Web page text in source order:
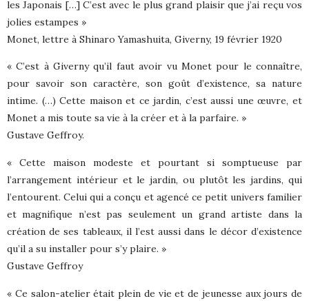
les Japonais […] C’est avec le plus grand plaisir que j’ai reçu vos
jolies estampes »
Monet, lettre à Shinaro Yamashuita, Giverny, 19 février 1920
« C’est à Giverny qu’il faut avoir vu Monet pour le connaître,
pour savoir son caractère, son goût d’existence, sa nature
intime. (…) Cette maison et ce jardin, c’est aussi une œuvre, et
Monet a mis toute sa vie à la créer et à la parfaire. »
Gustave Geffroy.
« Cette maison modeste et pourtant si somptueuse par
l’arrangement intérieur et le jardin, ou plutôt les jardins, qui
l’entourent. Celui qui a conçu et agencé ce petit univers familier
et magnifique n’est pas seulement un grand artiste dans la
création de ses tableaux, il l’est aussi dans le décor d’existence
qu’il a su installer pour s’y plaire. »
Gustave Geffroy
« Ce salon-atelier était plein de vie et de jeunesse aux jours de